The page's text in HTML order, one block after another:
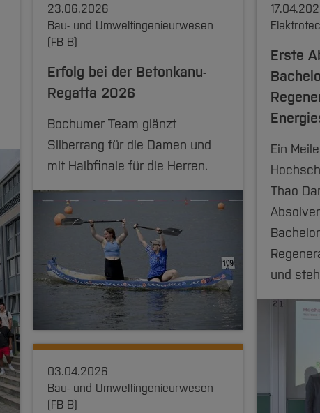
23.06.2026
Bau- und Umweltingenieurwesen
(FB B)
Erfolg bei der Betonkanu-
Regatta 2026
Bochumer Team glänzt
Silberrang für die Damen und
mit Halbfinale für die Herren.
Erste
Ein
Thao
und
03.04.2026
Bau- und Umweltingenieurwesen
(FB B)